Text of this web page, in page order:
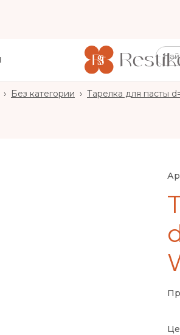
› Без категории › Тарелка для пасты